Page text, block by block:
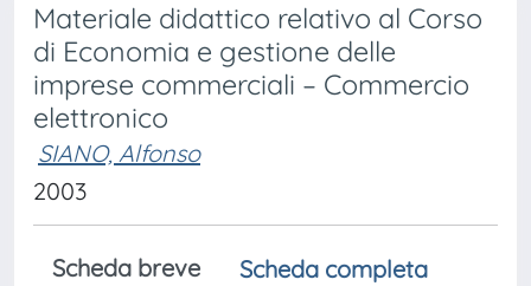
Materiale didattico relativo al Corso
di Economia e gestione delle
imprese commerciali – Commercio
elettronico
SIANO, Alfonso
2003
Scheda breve
Scheda completa